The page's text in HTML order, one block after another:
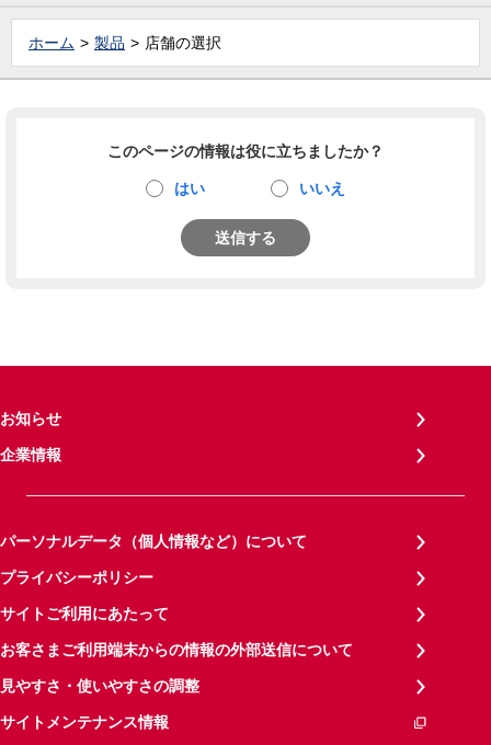
ホーム 製品 店舗の選択
このページの情報は役に立ちましたか？
はい いいえ
送信する
お知らせ
企業情報
パーソナルデータ（個人情報など）について
プライバシーポリシー
サイトご利用にあたって
お客さまご利用端末からの情報の外部送信について
見やすさ・使いやすさの調整
サイトメンテナンス情報